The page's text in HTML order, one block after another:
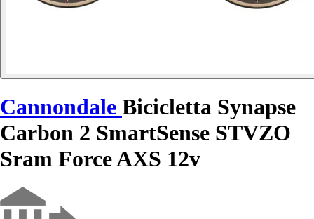
Cannondale Bicicletta Synapse
Carbon 2 SmartSense STVZO
Sram Force AXS 12v